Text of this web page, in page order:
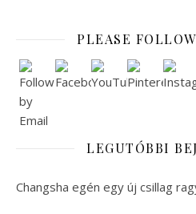
PLEASE
LEGUTÓBBI
Changsha egén egy új csillag